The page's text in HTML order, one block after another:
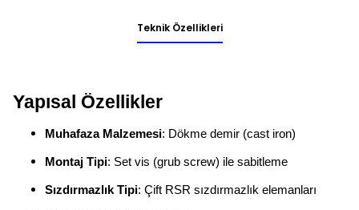
Teknik Özellikleri
Yapısal Özellikler
Muhafaza Malzemesi: Dökme demir (cast iron)
Montaj Tipi: Set vis (grub screw) ile sabitleme
Sızdırmazlık Tipi: Çift RSR sızdırmazlık elemanları